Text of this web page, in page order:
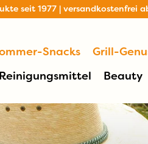
seit 1977 | versandkostenfrei
Snacks Grill-
Beauty